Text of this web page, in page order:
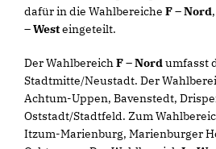
dafür in die Wahlbereiche F – Nord,
– Westeingeteilt.
Der WahlbereichF – Nordumfasst
Stadtmitte/Neustadt. Der
Achtum-Uppen, Bavenstedt,
Oststadt/Stadtfeld. Zum
Itzum-Marienburg, Marienburger